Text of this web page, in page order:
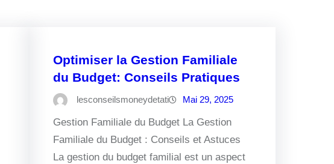
Optimiser la Gestion Familiale
du Budget: Conseils Pratiques
lesconseilsmoneydetati Mai 29, 2025
Gestion Familiale du Budget La Gestion
Familiale du Budget : Conseils et Astuces
La gestion du budget familial est un aspect